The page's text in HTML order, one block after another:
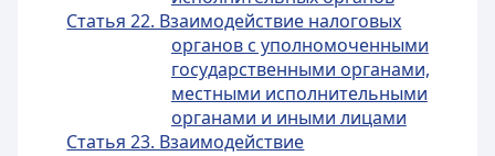
Статья 22. Взаимодействие налоговых
органов с уполномоченными
государственными органами,
местными исполнительными
органами и иными лицами
Статья 23. Взаимодействие